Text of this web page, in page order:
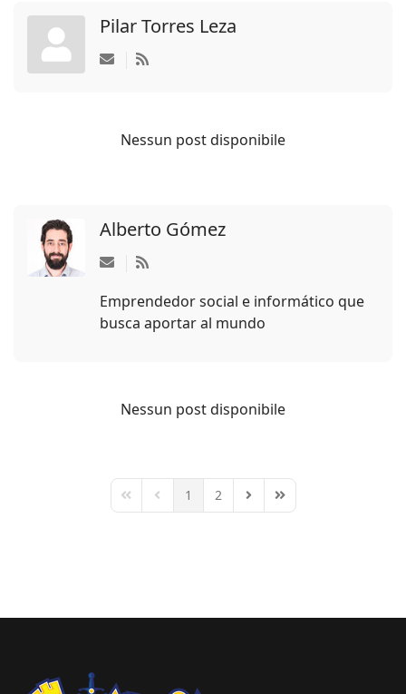
Pilar Torres Leza
Iscriviti agli aggiornamenti di questo autore
Nessun post disponibile
Alberto Gómez
Iscriviti agli aggiornamenti di questo autore
Emprendedor social e informático que
busca aportar al mundo
Nessun post disponibile
First PagePrevious Page
1 2 Next PageLast Page